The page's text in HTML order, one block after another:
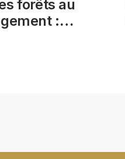
forêts au
: